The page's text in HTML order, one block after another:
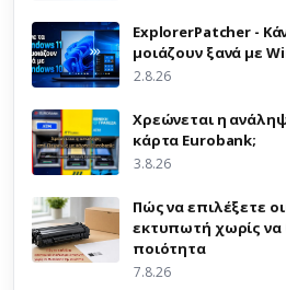
ExplorerPatcher -
μοιάζουν ξανά με
2.8.26
Χρεώνεται η
κάρτα Eurobank;
3.8.26
Πώς να επιλέξετε
εκτυπωτή χωρίς να
ποιότητα
7.8.26